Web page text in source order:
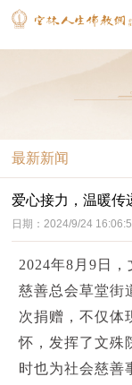
最新新闻
爱心接力，温暖传
日期：2024/9/24
2024年8月9日
慈善总会草堂街
次捐赠，不仅体
怀，发挥了文殊
时也为社会慈善